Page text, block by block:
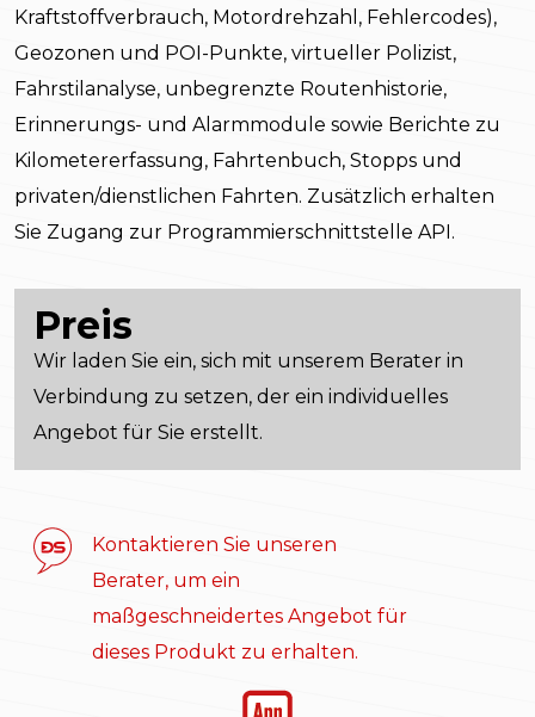
Kraftstoffverbrauch, Motordrehzahl, Fehlercodes),
Geozonen und POI-Punkte, virtueller Polizist,
Fahrstilanalyse, unbegrenzte Routenhistorie,
Erinnerungs- und Alarmmodule sowie Berichte zu
Kilometererfassung, Fahrtenbuch, Stopps und
privaten/dienstlichen Fahrten. Zusätzlich erhalten
Sie Zugang zur Programmierschnittstelle API.
Preis
Wir laden Sie ein, sich mit unserem Berater in
Verbindung zu setzen, der ein individuelles
Angebot für Sie erstellt.
Kontaktieren Sie unseren
Berater, um ein
maßgeschneidertes Angebot für
dieses Produkt zu erhalten.